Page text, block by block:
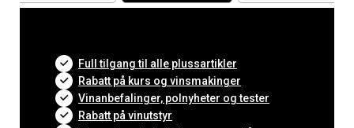
Full tilgang til alle plussartikler
Rabatt på kurs og vinsmakinger
Vinanbefalinger, polnyheter og tester
Rabatt på vinutstyr